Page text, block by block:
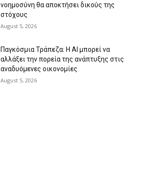
νοημοσύνη θα αποκτήσει δικούς της
στόχους
August 5, 2026
Παγκόσμια Τράπεζα: Η AI μπορεί να
αλλάξει την πορεία της ανάπτυξης στις
αναδυόμενες οικονομίες
August 5, 2026